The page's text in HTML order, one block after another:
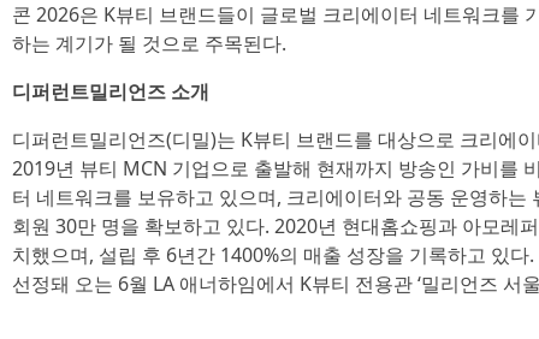
콘 2026은 K뷰티 브랜드들이 글로벌 크리에이터 네트워크를
하는 계기가 될 것으로 주목된다.
디퍼런트밀리언즈 소개
디퍼런트밀리언즈(디밀)는 K뷰티 브랜드를 대상으로 크리에
2019년 뷰티 MCN 기업으로 출발해 현재까지 방송인 가비를
터 네트워크를 보유하고 있으며, 크리에이터와 공동 운영하는
회원 30만 명을 확보하고 있다. 2020년 현대홈쇼핑과 아모레
치했으며, 설립 후 6년간 1400%의 매출 성장을 기록하고 있
선정돼 오는 6월 LA 애너하임에서 K뷰티 전용관 ‘밀리언즈 서